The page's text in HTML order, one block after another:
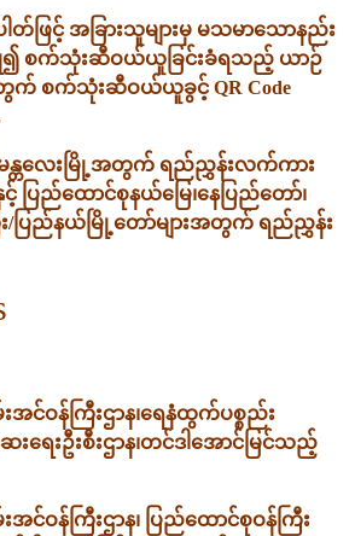
တ်ဖြင့် အခြားသူများမှ မသမာသောနည်း
၍ စက်သုံးဆီဝယ်ယူခြင်းခံရသည့် ယာဉ်
တွက် စက်သုံးဆီဝယ်ယူခွင့် QR Code
န္တလေးမြို့အတွက် ရည်ညွှန်းလက်ကား
နှင့် ပြည်ထောင်စုနယ်မြေ၊နေပြည်တော်၊
/ပြည်နယ်မြို့တော်များအတွက် ရည်ညွှန်း
အင်ဝန်ကြီးဌာန၊‌ရေနံထွက်ပစ္စည်း
းရေးဦးစီးဌာန၊တင်ဒါအောင်မြင်သည့်
အင်ဝန်ကြီးဌာန၊ ပြည်ထောင်စုဝန်ကြီး